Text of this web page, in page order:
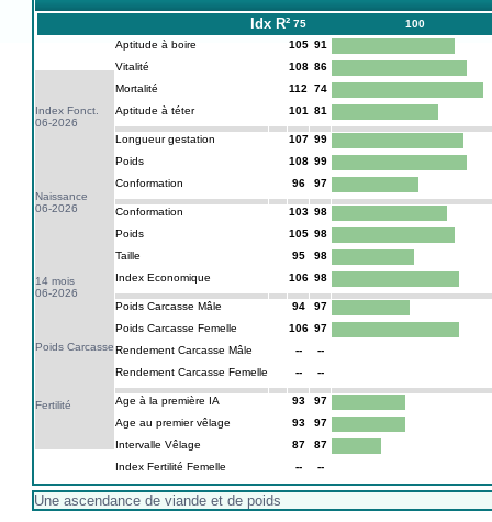
Idx R² 75 100
Index Fonct.
06-2026
Naissance
06-2026
14 mois
06-2026
Poids Carcasse
Fertilité
Aptitude à boire 105 91
Vitalité
108 86
Mortalité
112
74
Aptitude à téter
101 81
Longueur gestation 107 99
Poids
108 99
Conformation
96 97
Conformation 103 98
Poids
105 98
Taille
95
98
Index Economique
106 98
Poids Carcasse Mâle 94
97
Poids Carcasse Femelle
106 97
Rendement Carcasse Mâle
--
--
Rendement Carcasse Femelle
-- --
Age à la première IA 93
97
Age au premier vêlage
93
97
Intervalle Vêlage
87
87
Index Fertilité Femelle
-- --
Une ascendance de viande et de poids